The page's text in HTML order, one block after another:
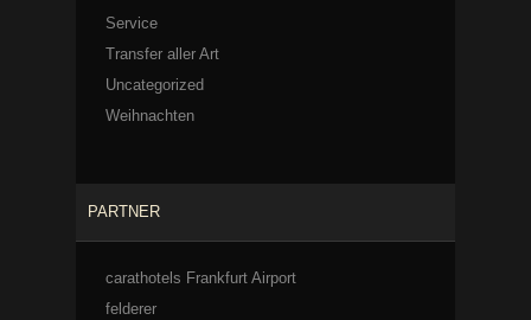
Service
Transfer aller Art
Uncategorized
Weihnachten
PARTNER
carathotels Frankfurt Airport
felderer